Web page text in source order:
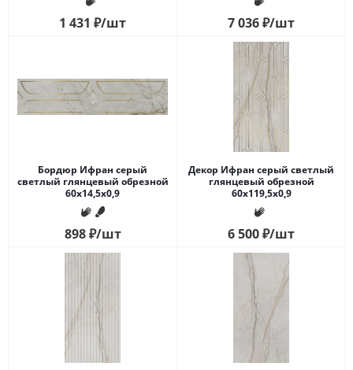
1 431 ₽/шт 7 036₽/шт
Бордюр Ифран серый
светлый глянцевый обрезной
60x14,5x0,9
898₽/шт
Декор Ифран серый светлый
глянцевый обрезной
60x119,5x0,9
6 500₽/шт